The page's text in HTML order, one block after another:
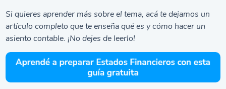
Si quieres aprender más sobre el tema, acá te dejamos un
artículo completo que te enseñaqué es y cómo hacer un
asiento contable. ¡No dejes de leerlo!